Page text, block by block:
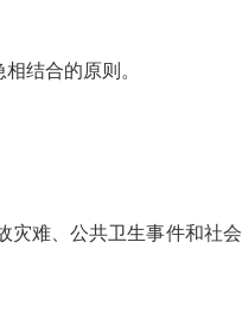
结合的原则。
难、公共卫生事件和社会